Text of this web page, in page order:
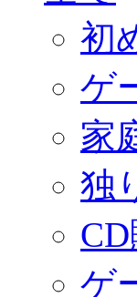
初
ゲ
家
独
ゲ